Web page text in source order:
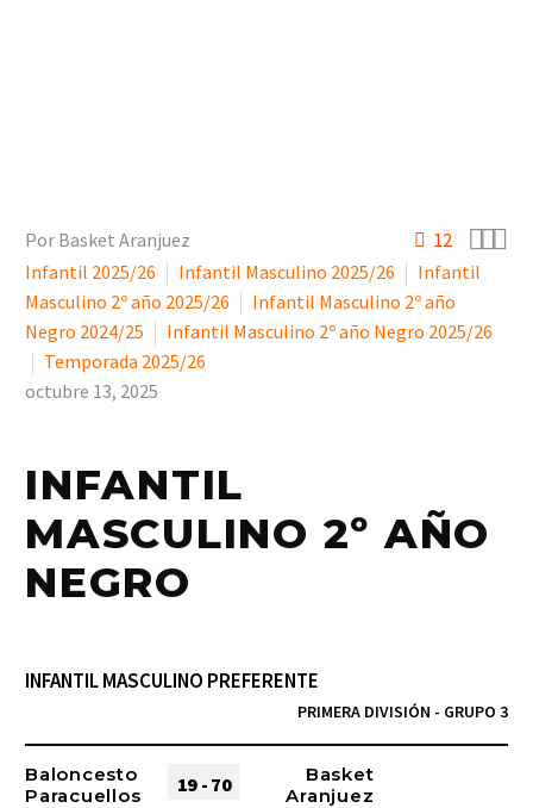
12 
Por Basket Aranjuez
Infantil 2025/26
Infantil Masculino 2025/26
Infantil
Masculino 2º año 2025/26
Infantil Masculino 2º año
Negro 2024/25
Infantil Masculino 2º año Negro 2025/26
Temporada 2025/26
octubre 13, 2025
INFANTIL
MASCULINO 2º AÑO
NEGRO
INFANTIL MASCULINO PREFERENTE
PRIMERA DIVISIÓN - GRUPO 3
Baloncesto
Paracuellos
19 - 70
Basket
Aranjuez